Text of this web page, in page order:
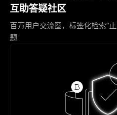
互助答疑社区
百万用户交流圈，标签化检索“
题